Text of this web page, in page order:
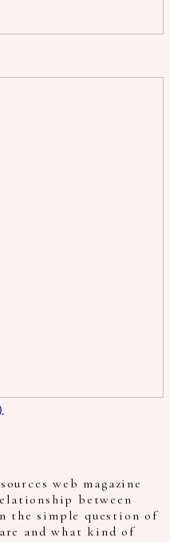
web magazine
between
the simple question of
and what kind of